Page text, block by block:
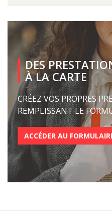
DES
À LA CARTE
CRÉEZ VOS PROPRES
REMPLISSANT LE
ACCÉDER AU